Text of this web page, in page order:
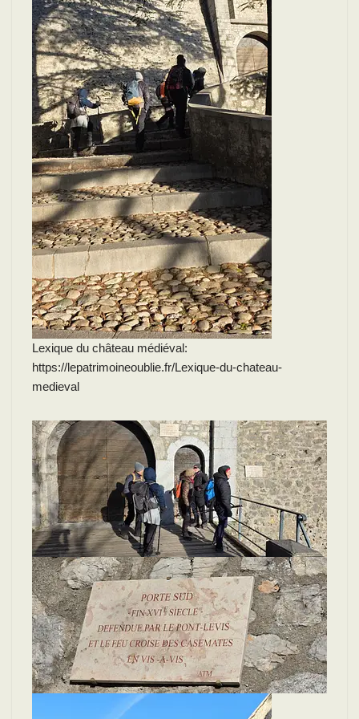
Lexique du château médiéval:
https://lepatrimoineoublie.fr/Lexique-du-chateau-
medieval